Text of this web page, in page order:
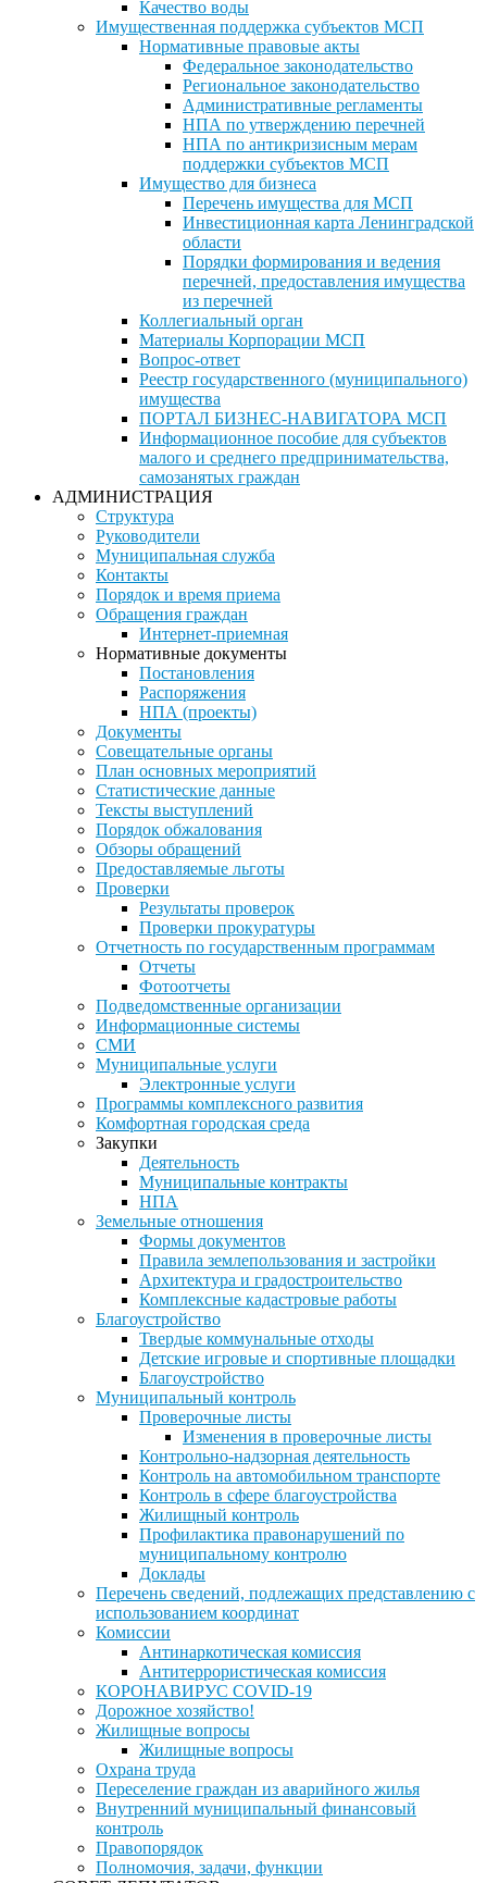
Качество воды
Имущественная поддержка субъектов МСП
Нормативные правовые акты
Федеральное законодательство
Региональное законодательство
Административные регламенты
НПА по утверждению перечней
НПА по антикризисным мерам
поддержки субъектов МСП
Имущество для бизнеса
Перечень имущества для МСП
Инвестиционная карта Ленинградской
области
Порядки формирования и ведения
перечней, предоставления имущества
из перечней
Коллегиальный орган
Материалы Корпорации МСП
Вопрос-ответ
Реестр государственного (муниципального)
имущества
ПОРТАЛ БИЗНЕС-НАВИГАТОРА МСП
Информационное пособие для субъектов
малого и среднего предпринимательства,
самозанятых граждан
АДМИНИСТРАЦИЯ
Структура
Руководители
Муниципальная служба
Контакты
Порядок и время приема
Обращения граждан
Интернет-приемная
Нормативные документы
Постановления
Распоряжения
НПА (проекты)
Документы
Совещательные органы
План основных мероприятий
Статистические данные
Тексты выступлений
Порядок обжалования
Обзоры обращений
Предоставляемые льготы
Проверки
Результаты проверок
Проверки прокуратуры
Отчетность по государственным программам
Отчеты
Фотоотчеты
Подведомственные организации
Информационные системы
СМИ
Муниципальные услуги
Электронные услуги
Программы комплексного развития
Комфортная городская среда
Закупки
Деятельность
Муниципальные контракты
НПА
Земельные отношения
Формы документов
Правила землепользования и застройки
Архитектура и градостроительство
Комплексные кадастровые работы
Благоустройство
Твердые коммунальные отходы
Детские игровые и спортивные площадки
Благоустройство
Муниципальный контроль
Проверочные листы
Изменения в проверочные листы
Контрольно-надзорная деятельность
Контроль на автомобильном транспорте
Контроль в сфере благоустройства
Жилищный контроль
Профилактика правонарушений по
муниципальному контролю
Доклады
Перечень сведений, подлежащих представлению с
использованием координат
Комиссии
Антинаркотическая комиссия
Антитеррористическая комиссия
КОРОНАВИРУС COVID-19
Дорожное хозяйство!
Жилищные вопросы
Жилищные вопросы
Охрана труда
Переселение граждан из аварийного жилья
Внутренний муниципальный финансовый
контроль
Правопорядок
Полномочия, задачи, функции